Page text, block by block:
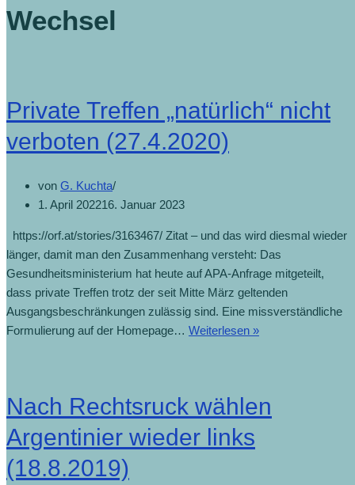
Wechsel
Private Treffen „natürlich“ nicht
verboten (27.4.2020)
von G. Kuchta
1. April 202216. Januar 2023
https://orf.at/stories/3163467/ Zitat – und das wird diesmal wieder
länger, damit man den Zusammenhang versteht: Das
Gesundheitsministerium hat heute auf APA-Anfrage mitgeteilt,
dass private Treffen trotz der seit Mitte März geltenden
Ausgangsbeschränkungen zulässig sind. Eine missverständliche
Formulierung auf der Homepage… Weiterlesen »Private
verboten
Nach Rechtsruck wählen
Argentinier wieder links
(18.8.2019)